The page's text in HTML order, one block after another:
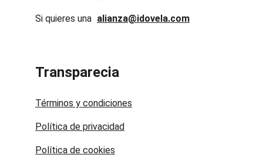
Si quieres una alianza@idovela.com
Transparecia
Política de privacidad
Política de cookies
Términos y condiciones